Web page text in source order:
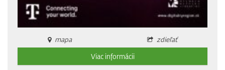
mapa
zdieľať
Viac informácii